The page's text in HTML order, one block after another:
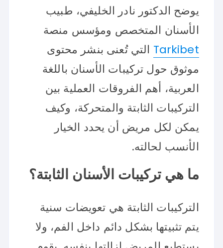
يوضح الدكتور نادر الخليفي، طبيب
الأسنان المتخصص ومؤسس منصة
Tarkibet التي تُعنى بنشر محتوى
موثوق حول تركيبات الأسنان باللغة
العربية، أهم الفروقات العملية بين
التركيبات الثابتة والمتحركة، وكيف
يمكن لكل مريض أن يحدد الخيار
الأنسب لحالته.
ما هي تركيبات الأسنان الثابتة؟
التركيبات الثابتة هي تعويضات سنية
يتم تثبيتها بشكل دائم داخل الفم، ولا